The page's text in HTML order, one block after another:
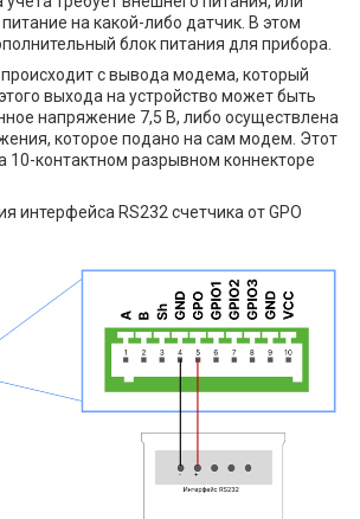
на какой-либо датчик. В этом
блок питания для прибора.
происходит с вывода модема, который
выхода на устройство может быть
напряжение 7,5 В, либо осуществлена
которое подано на сам модем. Этот
10-контактном разрывном коннекторе
интерфейса RS232 счетчика от GPO